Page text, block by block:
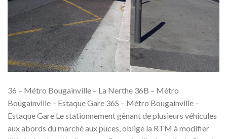
36 – Métro Bougainville – La Nerthe 36B – Métro
Bougainville – Estaque Gare 36S – Métro Bougainville –
Estaque Gare Le stationnement gênant de plusieurs véhicules
aux abords du marché aux puces, oblige la RTM à modifier